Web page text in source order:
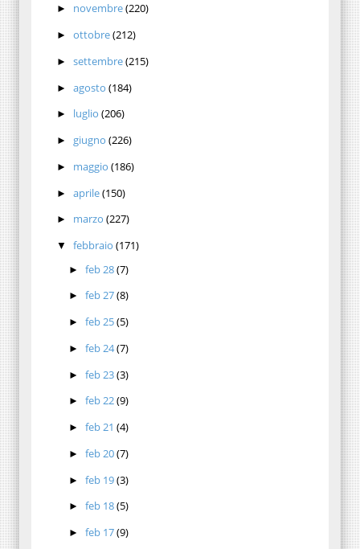
► novembre(220)
► ottobre(212)
► settembre(215)
► agosto (184)
► luglio (206)
► giugno (226)
► maggio (186)
► aprile(150)
► marzo (227)
▼ febbraio (171)
►feb 28(7)
►feb 27(8)
►feb 25(5)
►feb 24(7)
►feb 23(3)
►feb 22(9)
►feb 21(4)
►feb 20(7)
►feb 19(3)
►feb 18(5)
►feb 17(9)